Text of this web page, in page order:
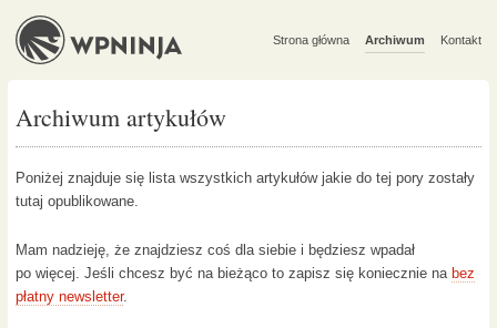
Strona główna Archiwum Kontakt
Archiwum artykułów
Poniżej znajduje się lista wszystkich artykułów jakie do tej pory zostały
tutaj opublikowane.
Mam nadzieję, że znajdziesz coś dla siebie i będziesz wpadał
po więcej. Jeśli chcesz być na bieżąco to zapisz się koniecznie na bez
płatny newsletter.